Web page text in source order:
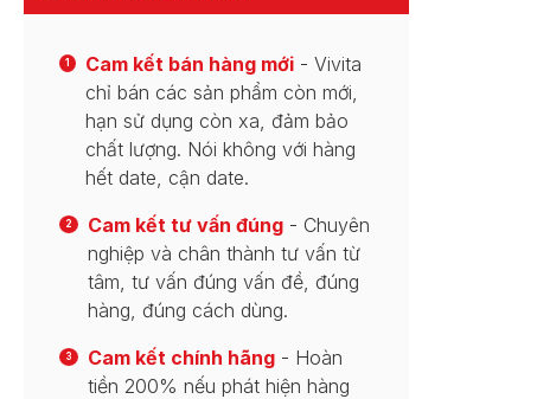
1 Cam kết bán hàng mới - Vivita
chỉ bán các sản phẩm còn mới,
hạn sử dụng còn xa, đảm bảo
chất lượng. Nói không với hàng
hết date, cận date.
2 Cam kết tư vấn đúng - Chuyên
nghiệp và chân thành tư vấn từ
tâm, tư vấn đúng vấn đề, đúng
hàng, đúng cách dùng.
3 Cam kết chính hãng - Hoàn
tiền 200% nếu phát hiện hàng